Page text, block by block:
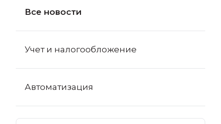
Все новости
Учет и налогообложение
Автоматизация